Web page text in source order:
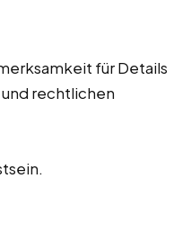
für Details
rechtlichen